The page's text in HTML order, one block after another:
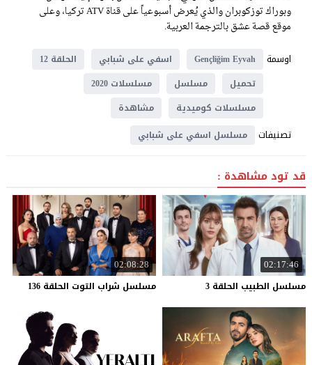
وبوراك توزكوبران والذي يُعرض أسبوعياً على قناة ATV تركيا، وعلى
موقع قصة عشق بالترجمة العربية.
اوسمة
Gençliğim Eyvah اسفي على شبابي
الحلقة 12
تحميل
مسلسل
مسلسلات 2020
مسلسلات كوميدية
مشاهدة
تصنيفات مسلسل اسفي على شبابي
قد تود مشاهدة :
02:17:46
مسلسل الطبيب الحلقة 3
02:08:28
مسلسل شراب التوت الحلقة 136